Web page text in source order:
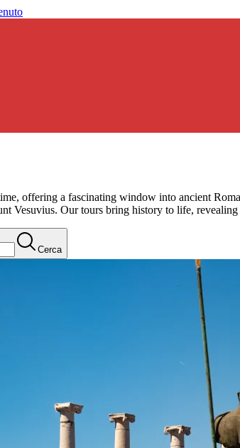
offering a fascinating window into ancient
Vesuvius. Our tours bring history to life,
Cerca